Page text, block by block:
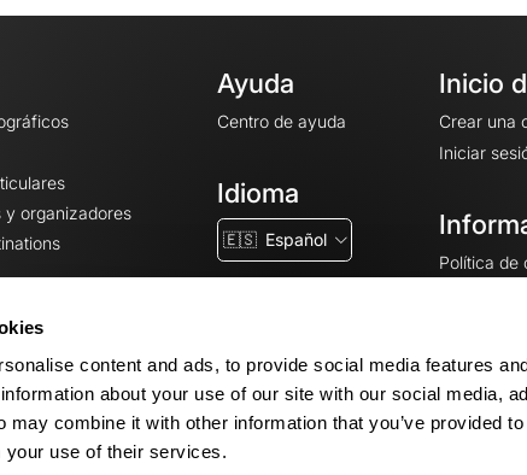
content and ads, to provide social media features
about your use of our site with our social media,
may combine it with other information that you’ve provided
your use of their services.
y organizadores
Ayuda
Centro de ayuda
Idioma
🇪🇸 Español
Inicio
Crear una
Iniciar
Política de
Avisos